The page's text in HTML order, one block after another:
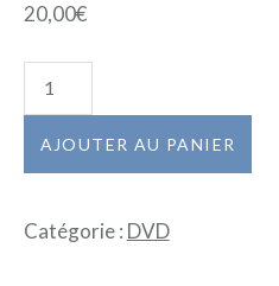
20,00€
quantité
de
MATIERES
GRISE
NOIR
AJOUTER AU PANIER
Catégorie : DVD